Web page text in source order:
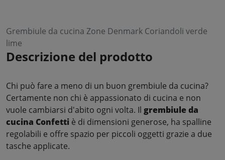
Grembiule da cucina Zone Denmark Coriandoli verde
lime
Descrizione del prodotto
Chi può fare a meno di un buon grembiule da cucina?
Certamente non chi è appassionato di cucina e non
vuole cambiarsi d'abito ogni volta. Il grembiule da
cucina Confetti è di dimensioni generose, ha spalline
regolabili e offre spazio per piccoli oggetti grazie a due
tasche applicate.